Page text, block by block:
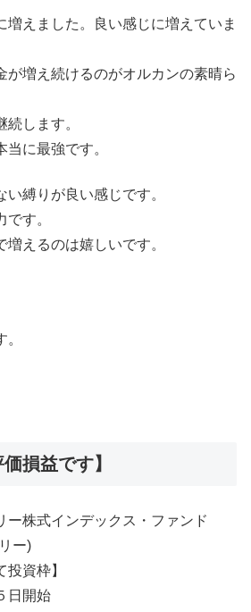
増えました。良い感じに増えていま
が増え続けるのがオルカンの素晴ら
します。
に最強です。
い縛りが良い感じです。
す。
えるのは嬉しいです。
損益です】
ー株式インデックス・ファンド
ー)
投資枠】
日開始